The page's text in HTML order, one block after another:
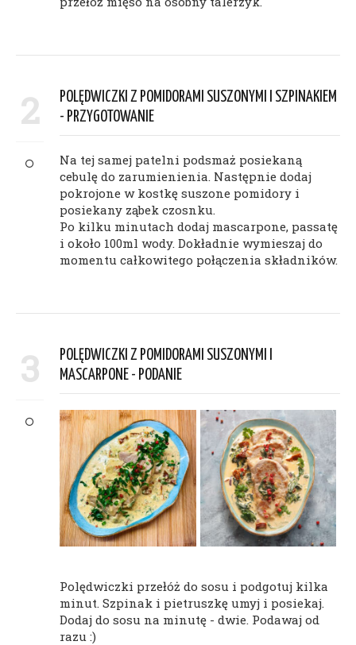
2
POLĘDWICZKI Z POMIDORAMI SUSZONYMI I SZPINAKIEM
- PRZYGOTOWANIE
Na tej samej patelni podsmaż posiekaną
cebulę do zarumienienia. Następnie dodaj
pokrojone w kostkę suszone pomidory i
posiekany ząbek czosnku.
Po kilku minutach dodaj mascarpone, passatę
i około 100ml wody. Dokładnie wymieszaj do
momentu całkowitego połączenia składników.
3
POLĘDWICZKI Z POMIDORAMI SUSZONYMI I
MASCARPONE - PODANIE
Polędwiczki przełóż do sosu i podgotuj kilka
minut. Szpinak i pietruszkę umyj i posiekaj.
Dodaj do sosu na minutę - dwie. Podawaj od
razu :)